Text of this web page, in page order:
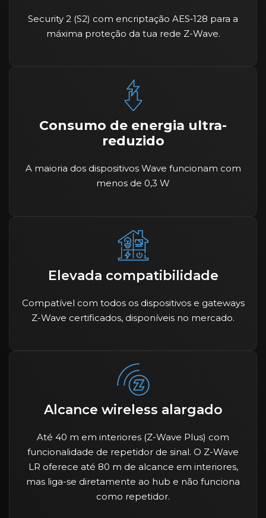
Security 2 (S2) com encriptação AES‑128 para a
máxima proteção da tua rede Z-Wave.
Consumo de energia ultra-
reduzido
A maioria dos dispositivos Wave funcionam com
menos de 0,3 W
Elevada compatibilidade
Compatível com todos os dispositivos e gateways
Z-Wave certificados, disponíveis no mercado.
Alcance wireless alargado
Até 40 m em interiores (Z-Wave Plus) com
funcionalidade de repetidor de sinal. O Z-Wave
LR oferece até 80 m de alcance em interiores,
mas liga-se diretamente ao hub e não funciona
como repetidor.